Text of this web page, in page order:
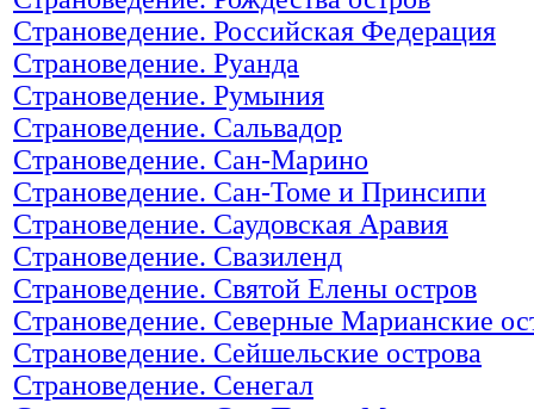
Страноведение. Российская Федерация
Страноведение. Руанда
Страноведение. Румыния
Страноведение. Сальвадор
Страноведение. Сан-Марино
Страноведение. Сан-Томе и Принсипи
Страноведение. Саудовская Аравия
Страноведение. Свазиленд
Страноведение. Святой Елены остров
Страноведение. Северные Марианские
Страноведение. Сейшельские острова
Страноведение. Сенегал